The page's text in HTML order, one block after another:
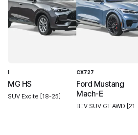
I
MG HS
SUV Excite [18-25]
CX727
Ford Mustang
Mach-E
BEV SUV GT AWD [21-]